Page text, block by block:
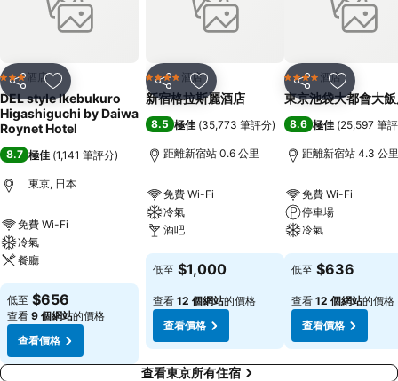
分享 放到收藏夾
3 星級酒店
DEL style Ikebukuro
Higashiguchi by Daiwa
Roynet Hotel
8.7 極佳 (1,141 筆評分)
東京, 日本
免費 Wi-Fi
冷氣
餐廳
查看價格
低至 $656
查看 9 個網站的價格
查看價格
分享 放到收藏夾
4 星級 酒店
新宿格拉斯麗酒店
8.5 極佳 (35,773 筆評分)
距離新宿站 0.6 公里
免費 Wi-Fi
冷氣
酒吧
查看價格
低至 $1,000
查看 12 個網站的價格
查看價格
分享 放到收藏
4 星級 酒店
東京池袋大都會大
8.6 極佳 (25,597 筆
距離新宿站 4.3 公里
免費 Wi-Fi
停車場
冷氣
查看價格
低至 $636
查看 12 個網站的價格
查看價格
查看東京所有住宿